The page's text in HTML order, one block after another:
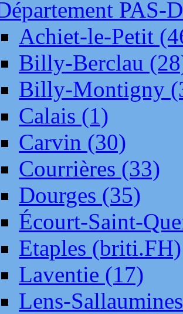
PAS-
Achiet-le-Petit
Billy-Berclau
Billy-Montigny
Calais (1)
Carvin (30)
Courrières (33)
Dourges (35)
Écourt-Saint-
Etaples (briti.FH)
Laventie (17)
Lens-